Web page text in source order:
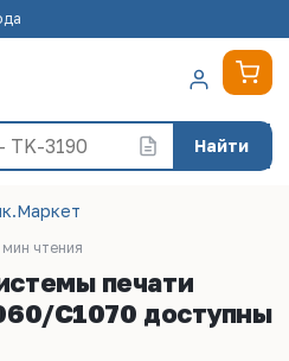
Найти
чтения
печати
C1070 доступны